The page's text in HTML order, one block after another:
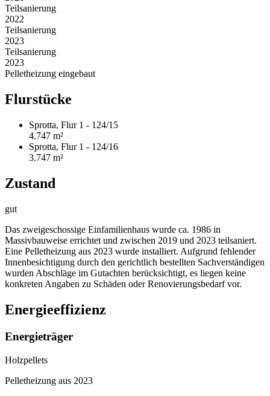
Teilsanierung
2022
Teilsanierung
2023
Teilsanierung
2023
Pelletheizung eingebaut
Flurstücke
Sprotta, Flur 1 - 124/15
4.747 m²
Sprotta, Flur 1 - 124/16
3.747 m²
Zustand
gut
Das zweigeschossige Einfamilienhaus wurde ca. 1986 in
Massivbauweise errichtet und zwischen 2019 und 2023 teilsaniert.
Eine Pelletheizung aus 2023 wurde installiert. Aufgrund fehlender
Innenbesichtigung durch den gerichtlich bestellten Sachverständigen
wurden Abschläge im Gutachten berücksichtigt, es liegen keine
konkreten Angaben zu Schäden oder Renovierungsbedarf vor.
Energieeffizienz
Energieträger
Holzpellets
Pelletheizung aus 2023